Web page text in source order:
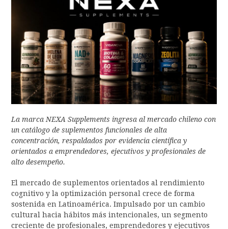
La marca NEXA Supplements ingresa al mercado chileno con
un catálogo de suplementos funcionales de alta
concentración, respaldados por evidencia científica y
orientados a emprendedores, ejecutivos y profesionales de
alto desempeño.
El mercado de suplementos orientados al rendimiento
cognitivo y la optimización personal crece de forma
sostenida en Latinoamérica. Impulsado por un cambio
cultural hacia hábitos más intencionales, un segmento
creciente de profesionales, emprendedores y ejecutivos